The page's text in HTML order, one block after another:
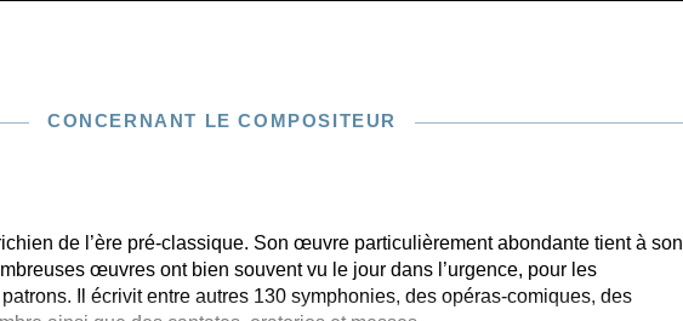
CONCERNANT LE COMPOSITEUR
de l’ère pré-classique. Son œuvre particulièrement abondante tient à son
œuvres ont bien souvent vu le jour dans l’urgence, pour les
Il écrivit entre autres 130 symphonies, des opéras-comiques, des